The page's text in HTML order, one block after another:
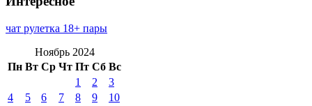
чат рулетка 18+ пары
Ноябрь 2024
Пн Вт Ср Чт Пт Сб Вс
1 2
3
4
5 6 7 8 9
10